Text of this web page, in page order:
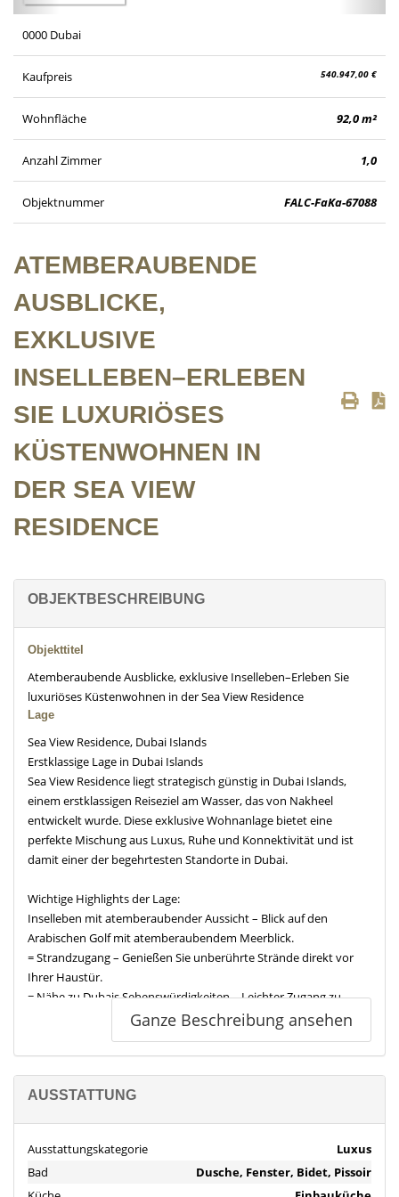
0000 Dubai
Kaufpreis 540.947,00 €
Wohnfläche 92,0 m²
Anzahl Zimmer 1,0
Objektnummer FALC-FaKa-67088
ATEMBERAUBENDE
AUSBLICKE,
EXKLUSIVE
INSELLEBEN–ERLEBEN
SIE LUXURIÖSES
KÜSTENWOHNEN IN
DER SEA VIEW
RESIDENCE
OBJEKTBESCHREIBUNG
Objekttitel
Atemberaubende Ausblicke, exklusive Inselleben–Erleben Sie
luxuriöses Küstenwohnen in der Sea View Residence
Lage
Sea View Residence, Dubai Islands
Erstklassige Lage in Dubai Islands
Sea View Residence liegt strategisch günstig in Dubai Islands,
einem erstklassigen Reiseziel am Wasser, das von Nakheel
entwickelt wurde. Diese exklusive Wohnanlage bietet eine
perfekte Mischung aus Luxus, Ruhe und Konnektivität und ist
damit einer der begehrtesten Standorte in Dubai.
Wichtige Highlights der Lage:
Inselleben mit atemberaubender Aussicht – Blick auf den
Arabischen Golf mit atemberaubendem Meerblick.
= Strandzugang – Genießen Sie unberührte Strände direkt vor
Ihrer Haustür.
= Nähe zu Dubais Sehenswürdigkeiten – Leichter Zugang zu
wichtigen Zielen in der ganzen Stadt.
Sehenswürdigkeiten und Anbindung in der Nähe:
= 20 Minuten – Downtown Dubai und Burj Khalifa
= 15 Minuten – Dubai International Airport (DXB)
= In der Nähe – Einkaufszentren, Luxusresorts, erstklassige
Restaurants und Unterhaltungsmöglichkeiten
Ganze Beschreibung ansehen
AUSSTATTUNG
Ausstattungskategorie
Luxus
Bad
Dusche, Fenster, Bidet, Pissoir